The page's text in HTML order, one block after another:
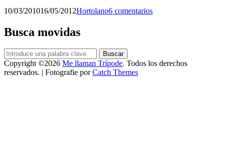
Publicado
10/03/201016/05/2012por
Hortolano6 comentarios
Busca movidas
Buscar: Buscar
Copyright ©2026 Me llaman Trípode. Todos los derechos
reservados. | Fotografie porCatch Themes